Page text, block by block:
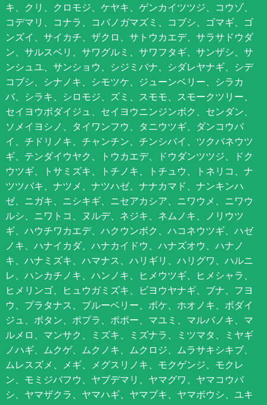
キ、クリ、クロモジ、ケヤキ、ゲンカイツツジ、コウゾ、
コデマリ、コナラ、コバノガマズミ、コブシ、ゴマギ、ゴ
ンズイ、サイカチ、ザクロ、サトウカエデ、サラサドウダ
ン、サルスベリ、サワグルミ、サワフタギ、サンザシ、サ
ンシュユ、サンショウ、シジミバナ、シダレヤナギ、シデ
コブシ、シナノキ、シモツケ、ジューンベリー、シラカ
バ、シラキ、シロモジ、ズミ、スモモ、スモークツリー、
セイヨウボダイジュ、セイヨウニンジンボク、センダン、
ソメイヨシノ、タイワンフウ、タニウツギ、ダンコウバ
イ、チドリノキ、チャンチン、チンシバイ、ツクバネウツ
ギ、テンダイウヤク、トウカエデ、ドウダンツツジ、ドク
ウツギ、トサミズキ、トチノキ、トチュウ、トネリコ、ナ
ツツバキ、ナツメ、ナツハゼ、ナナカマド、ナンキンハ
ゼ、ニガキ、ニシキギ、ニセアカシア、ニワウメ、ニワウ
ルシ、ニワトコ、ヌルデ、ネジキ、ネムノキ、ノリウツ
ギ、ハウチワカエデ、ハクウンボク、ハコネウツギ、ハゼ
ノキ、ハナイカダ、ハナカイドウ、ハナズオウ、ハナノ
キ、ハナミズキ、ハマナス、ハリギリ、ハリグワ、ハルニ
レ、ハンカチノキ、ハンノキ、ヒメウツギ、ヒメシャラ、
ヒメリンゴ、ヒュウガミズキ、ビヨウヤナギ、ブナ、フヨ
ウ、プラタナス、ブルーベリー、ボケ、ホオノキ、ボダイ
ジュ、ボタン、ポプラ、ポポー、マユミ、マルバノキ、マ
ルメロ、マンサク、ミズキ、ミズナラ、ミツマタ、ミヤギ
ノハギ、ムクゲ、ムクノキ、ムクロジ、ムラサキシキブ、
ムレスズメ、メギ、メグスリノキ、モクゲンジ、モクレ
ン、モミジバフウ、ヤブデマリ、ヤマグワ、ヤマコウバ
シ、ヤマザクラ、ヤマハギ、ヤマブキ、ヤマボウシ、ユキ